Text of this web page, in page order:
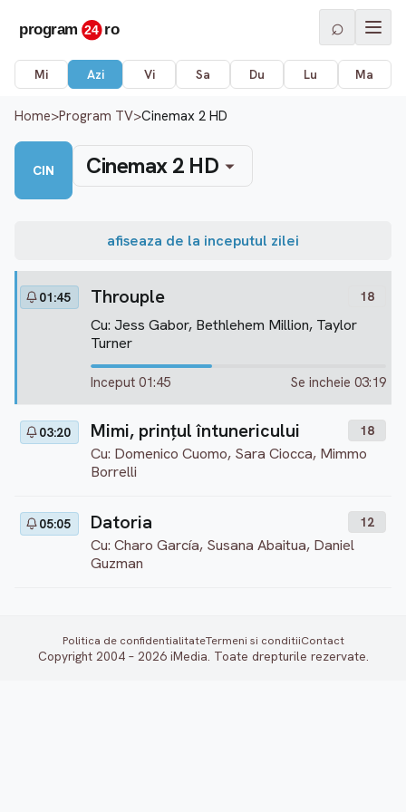
⌕
Mi Azi Vi Sa Du Lu Ma
Home>Program TV>Cinemax 2 HD
CIN Cinemax 2 HD
afiseaza de la inceputul zilei
01:45 Throuple 18
Cu: Jess Gabor, Bethlehem Million, Taylor
Turner
Inceput 01:45 Se incheie 03:19
03:20 Mimi, prințul întunericului 18
Cu: Domenico Cuomo, Sara Ciocca, Mimmo
Borrelli
05:05 Datoria 12
Cu: Charo García, Susana Abaitua, Daniel
Guzman
Politica de confidentialitateTermeni si conditiiContact
Copyright 2004 – 2026 iMedia. Toate drepturile rezervate.